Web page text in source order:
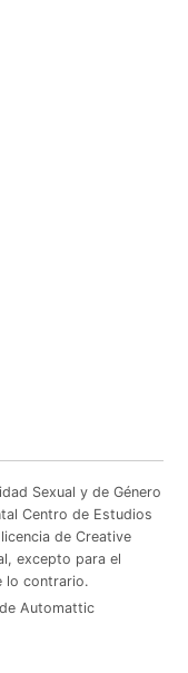
Sexual y de Género
Centro de Estudios
de Creative
excepto para el
lo contrario.
Automattic